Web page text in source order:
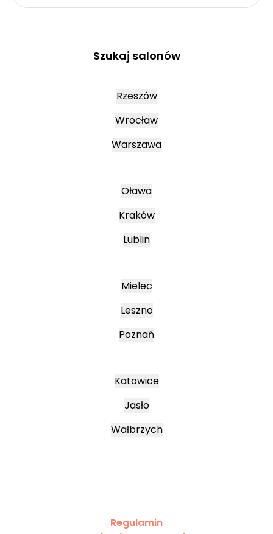
Szukaj salonów
Rzeszów
Wrocław
Warszawa
Oława
Kraków
Lublin
Mielec
Leszno
Poznań
Katowice
Jasło
Wałbrzych
Regulamin